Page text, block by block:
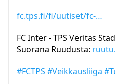
fc.tps.fi/fi/uutiset/fc-…
FC Inter - TPS Veritas
Suorana Ruudusta:
#FCTPS #Veikkausliiga